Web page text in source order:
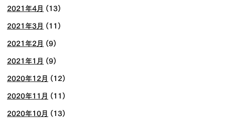
2021年4月 (13)
2021年3月 (11)
2021年2月 (9)
2021年1月 (9)
2020年12月 (12)
2020年11月 (11)
2020年10月 (13)